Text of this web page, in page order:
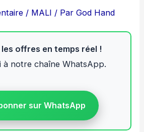
/ MALI / ParGod Hand
les offres en temps réel !
à notre chaîne WhatsApp.
sur WhatsApp